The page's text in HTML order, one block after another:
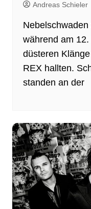
Andreas Schieler
während am
düsteren
REX hallten.
standen an der